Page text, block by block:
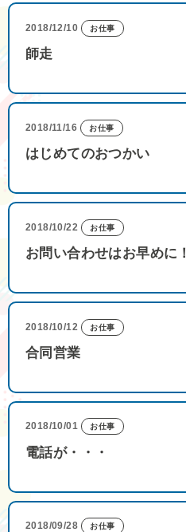
2018/12/10 お仕事
師走
2018/11/16 お仕事
はじめてのおつかい
2018/10/22 お仕事
お問い合わせはお早めに！
2018/10/12 お仕事
合同営業
2018/10/01 お仕事
電話が・・・
2018/09/28 お仕事